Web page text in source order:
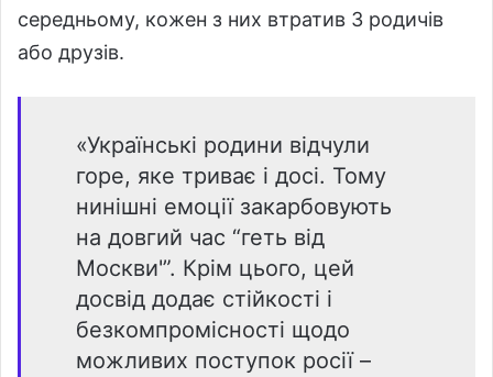
середньому, кожен з них втратив 3 родичів
або друзів.
«Українські родини відчули
горе, яке триває і досі. Тому
нинішні емоції закарбовують
на довгий час “геть від
Москви'”. Крім цього, цей
досвід додає стійкості і
безкомпромісності щодо
можливих поступок росії –